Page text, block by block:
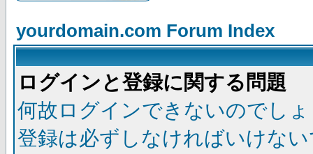
yourdomain.com Forum Index
ログインと登録に関する問題
何故ログインできないのでし
登録は必ずしなければいけな